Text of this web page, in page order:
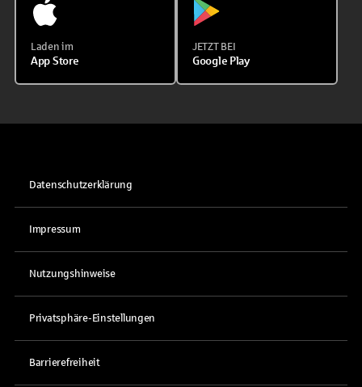
Laden im
App Store
JETZT BEI
Google Play
Datenschutzerklärung
Impressum
Nutzungshinweise
Privatsphäre-Einstellungen
Barrierefreiheit